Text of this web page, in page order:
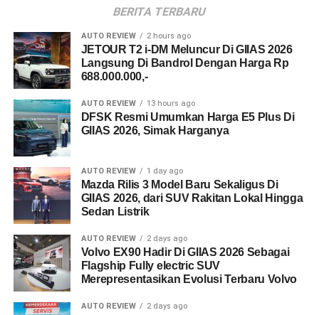
BERITA TERBARU
AUTO REVIEW 2 hours ago
JETOUR T2 i-DM Meluncur Di GIIAS 2026
Langsung Di Bandrol Dengan Harga Rp
688.000.000,-
AUTO REVIEW 13 hours ago
DFSK Resmi Umumkan Harga E5 Plus Di
GIIAS 2026, Simak Harganya
AUTO REVIEW 1 day ago
Mazda Rilis 3 Model Baru Sekaligus Di
GIIAS 2026, dari SUV Rakitan Lokal Hingga
Sedan Listrik
AUTO REVIEW 2 days ago
Volvo EX90 Hadir Di GIIAS 2026 Sebagai
Flagship Fully electric SUV
Merepresentasikan Evolusi Terbaru Volvo
AUTO REVIEW 2 days ago